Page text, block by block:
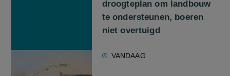
droogteplan om landbouw
te ondersteunen, boeren
niet overtuigd
VANDAAG